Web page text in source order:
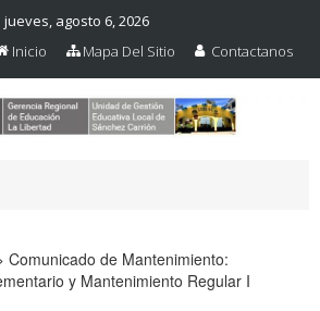
jueves, agosto 6, 2026
Inicio
Mapa Del Sitio Contactanos
Comunicado de Mantenimiento:
y Mantenimiento Regular I